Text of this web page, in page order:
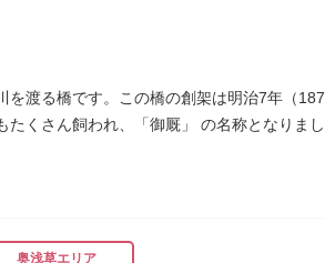
が底をついた第二次世界大戦後にできた闇
合会を結成。出店を統制し、商店街が形成さ
発生した闇市は、飴を販売する屋台があっ
進駐軍の放出物資を販売する店ができたの
を渡る橋です。この橋の創架は明治7年（
たくさん飼われ、「御厩」 の名称となり
奥浅草エリア